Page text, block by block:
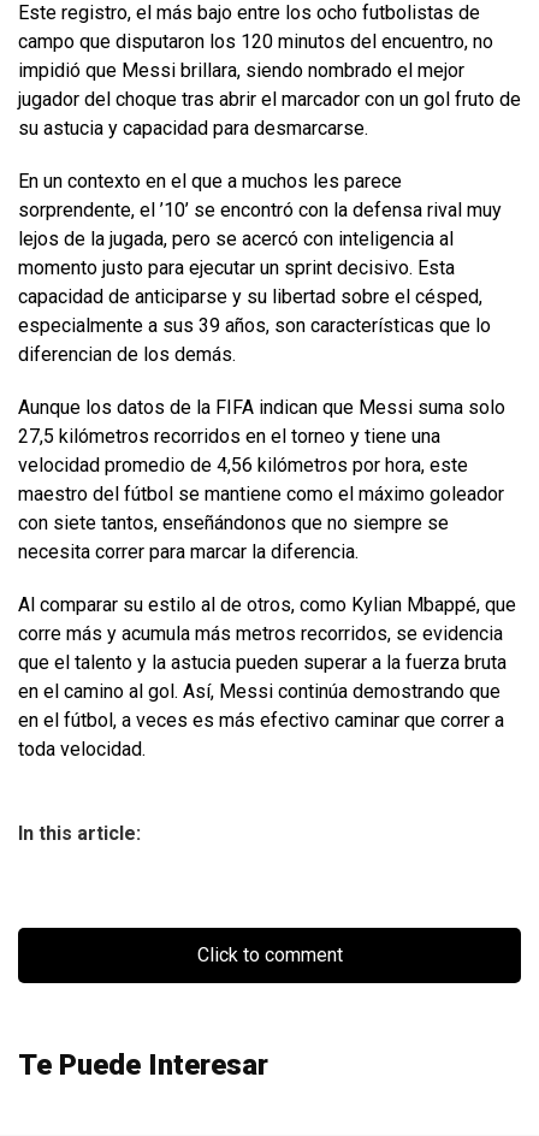
Este registro, el más bajo entre los ocho futbolistas de
campo que disputaron los 120 minutos del encuentro, no
impidió que Messi brillara, siendo nombrado el mejor
jugador del choque tras abrir el marcador con un gol fruto de
su astucia y capacidad para desmarcarse.
En un contexto en el que a muchos les parece
sorprendente, el ’10’ se encontró con la defensa rival muy
lejos de la jugada, pero se acercó con inteligencia al
momento justo para ejecutar un sprint decisivo. Esta
capacidad de anticiparse y su libertad sobre el césped,
especialmente a sus 39 años, son características que lo
diferencian de los demás.
Aunque los datos de la FIFA indican que Messi suma solo
27,5 kilómetros recorridos en el torneo y tiene una
velocidad promedio de 4,56 kilómetros por hora, este
maestro del fútbol se mantiene como el máximo goleador
con siete tantos, enseñándonos que no siempre se
necesita correr para marcar la diferencia.
Al comparar su estilo al de otros, como Kylian Mbappé, que
corre más y acumula más metros recorridos, se evidencia
que el talento y la astucia pueden superar a la fuerza bruta
en el camino al gol. Así, Messi continúa demostrando que
en el fútbol, a veces es más efectivo caminar que correr a
toda velocidad.
In this article:
Click to comment
Te Puede Interesar